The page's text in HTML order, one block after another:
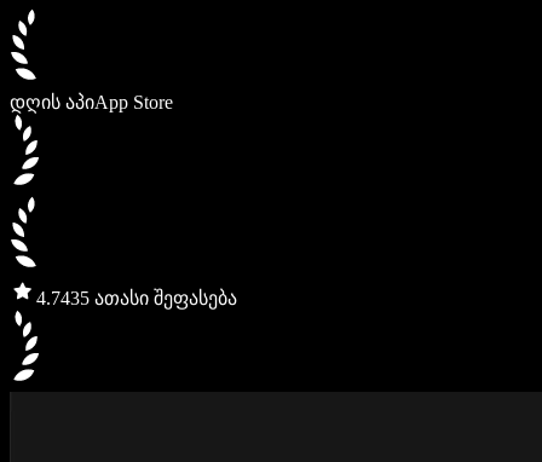
დღის აპიApp Store
4.7435 ათასი შეფასება